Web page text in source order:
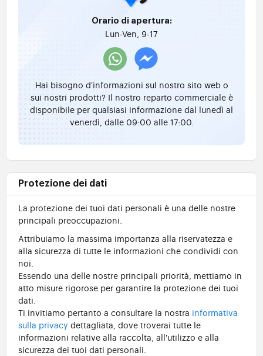
Orario di apertura:
Lun-Ven, 9-17
Hai bisogno d'informazioni sul nostro sito web o
sui nostri prodotti? Il nostro reparto commerciale è
disponibile per qualsiasi informazione dal lunedì al
venerdì, dalle 09:00 alle 17:00.
Protezione dei dati
La protezione dei tuoi dati personali è una delle nostre
principali preoccupazioni.
Attribuiamo la massima importanza alla riservatezza e
alla sicurezza di tutte le informazioni che condividi con
noi.
Essendo una delle nostre principali priorità, mettiamo in
atto misure rigorose per garantire la protezione dei tuoi
dati.
Ti invitiamo pertanto a consultare la nostra informativa
sulla privacy dettagliata, dove troverai tutte le
informazioni relative alla raccolta, all'utilizzo e alla
sicurezza dei tuoi dati personali.